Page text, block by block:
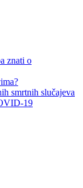
znati o
smrtnih slučajeva
19